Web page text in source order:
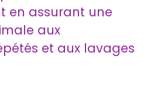
en assurant une
aux
et aux lavages